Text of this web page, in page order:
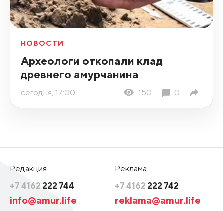
НОВОСТИ
Археологи откопали клад
древнего амурчанина
сегодня, 17:00 150 0
Редакция
+7 4162 222 744
info@amur.life
Реклама
+7 4162 222 742
reklama@amur.life